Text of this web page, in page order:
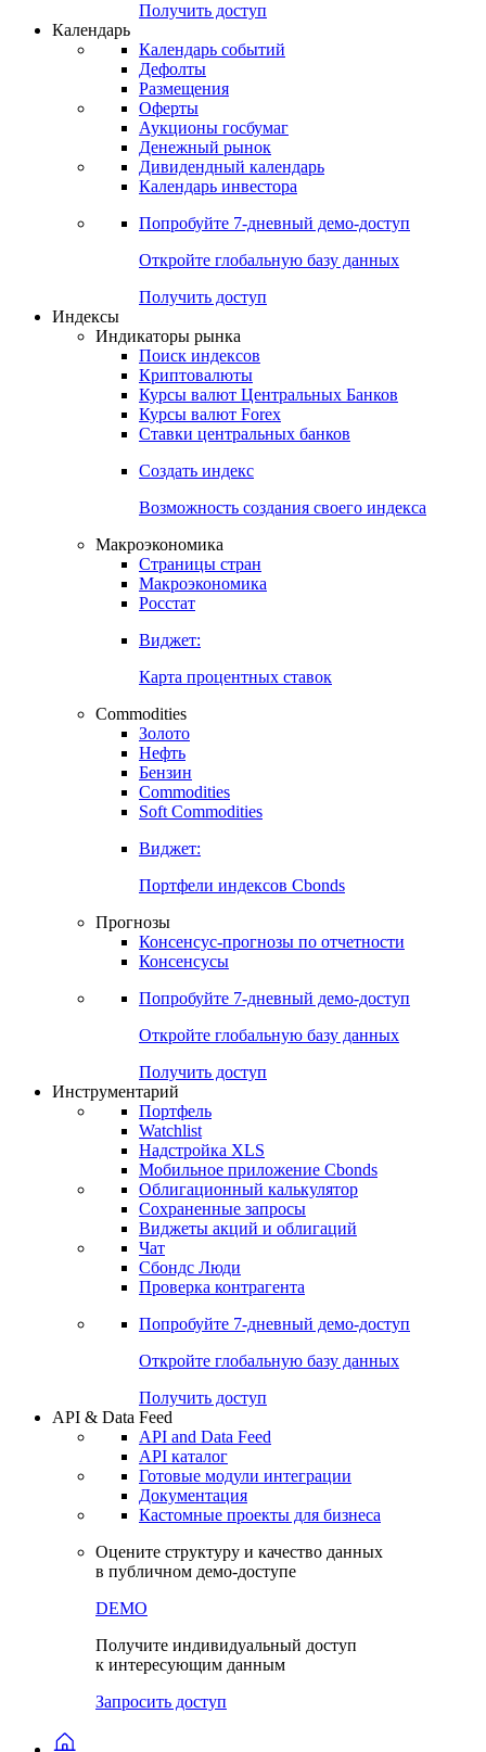
Получить доступ
Календарь
Календарь событий
Дефолты
Размещения
Оферты
Аукционы госбумаг
Денежный рынок
Дивидендный календарь
Календарь инвестора
Попробуйте 7-дневный демо-доступ
Откройте глобальную базу данных
Получить доступ
Индексы
Индикаторы рынка
Поиск индексов
Криптовалюты
Курсы валют Центральных Банков
Курсы валют Forex
Ставки центральных банков
Создать индекс
Возможность создания своего индекса
Макроэкономика
Страницы стран
Макроэкономика
Росстат
Виджет:
Карта процентных ставок
Commodities
Золото
Нефть
Бензин
Commodities
Soft Commodities
Виджет:
Портфели индексов Cbonds
Прогнозы
Консенсус-прогнозы по отчетности
Консенсусы
Попробуйте 7-дневный демо-доступ
Откройте глобальную базу данных
Получить доступ
Инструментарий
Портфель
Watchlist
Надстройка XLS
Мобильное приложение Cbonds
Облигационный калькулятор
Сохраненные запросы
Виджеты акций и облигаций
Чат
Сбондс Люди
Проверка контрагента
Попробуйте 7-дневный демо-доступ
Откройте глобальную базу данных
Получить доступ
API & Data Feed
API and Data Feed
API каталог
Готовые модули интеграции
Документация
Кастомные проекты для бизнеса
Оцените структуру и качество данных
в публичном демо-доступе
DEMO
Получите индивидуальный доступ
к интересующим данным
Запросить доступ